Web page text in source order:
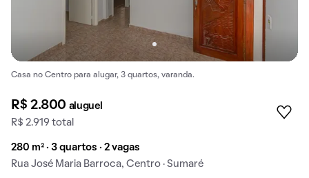
Casa no Centro para alugar, 3 quartos, varanda.
R$ 2.800 aluguel
R$ 2.919 total
280 m² · 3 quartos · 2 vagas
Rua José Maria Barroca, Centro · Sumaré